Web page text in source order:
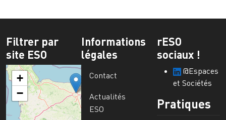
Filtrer par
site ESO
+
−
Informations
légales
Contact
Actualités
ESO
rESO
sociaux !
@Espaces
et Sociétés
Pratiques